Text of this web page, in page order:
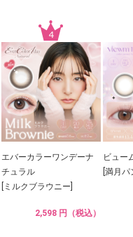
エバーカラーワンデーナ
チュラル
[ミルクブラウニー]
2,598 円（税込）
ビュー
[満月パ